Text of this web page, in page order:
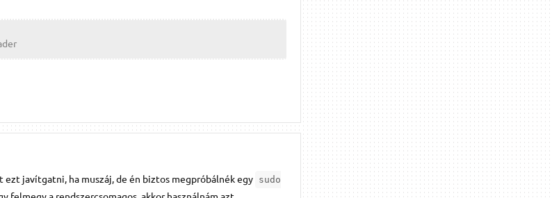
ezt javítgatni, ha muszáj, de én biztos megpróbálnék egy sudo